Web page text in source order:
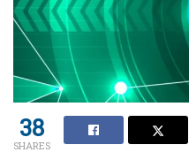
38
SHARES